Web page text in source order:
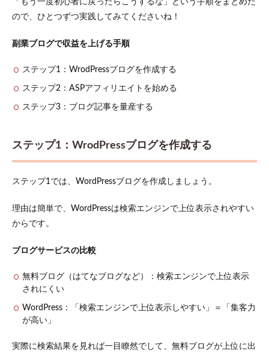
ので、ひとつずつ実践してみてくださいね！
副業ブログで収益を上げる手順
ステップ1：WrodPressブログを作成する
ステップ2：ASPアフィリエイトを始める
ステップ3：ブログ記事を量産する
ステップ1：WrodPressブログを作成する
ステップ1では、WordPressブログを作成しましょう。
理由は簡単で、WordPressは検索エンジンで上位表示されやすい
からです。
ブログサービスの比較
無料ブログ（はてなブログなど）：検索エンジンで上位表示
されにくい
WordPress：「検索エンジンで上位表示しやすい」＝「集客力
が高い」
実際に検索結果を見れば一目瞭然でして、無料ブログが上位に出